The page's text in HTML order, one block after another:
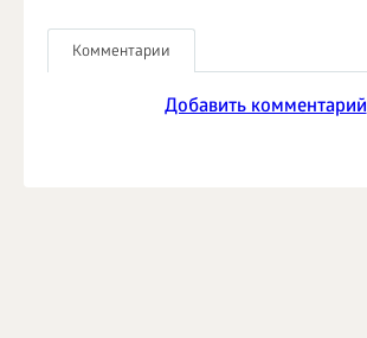
Комментарии
Добавить комментарий